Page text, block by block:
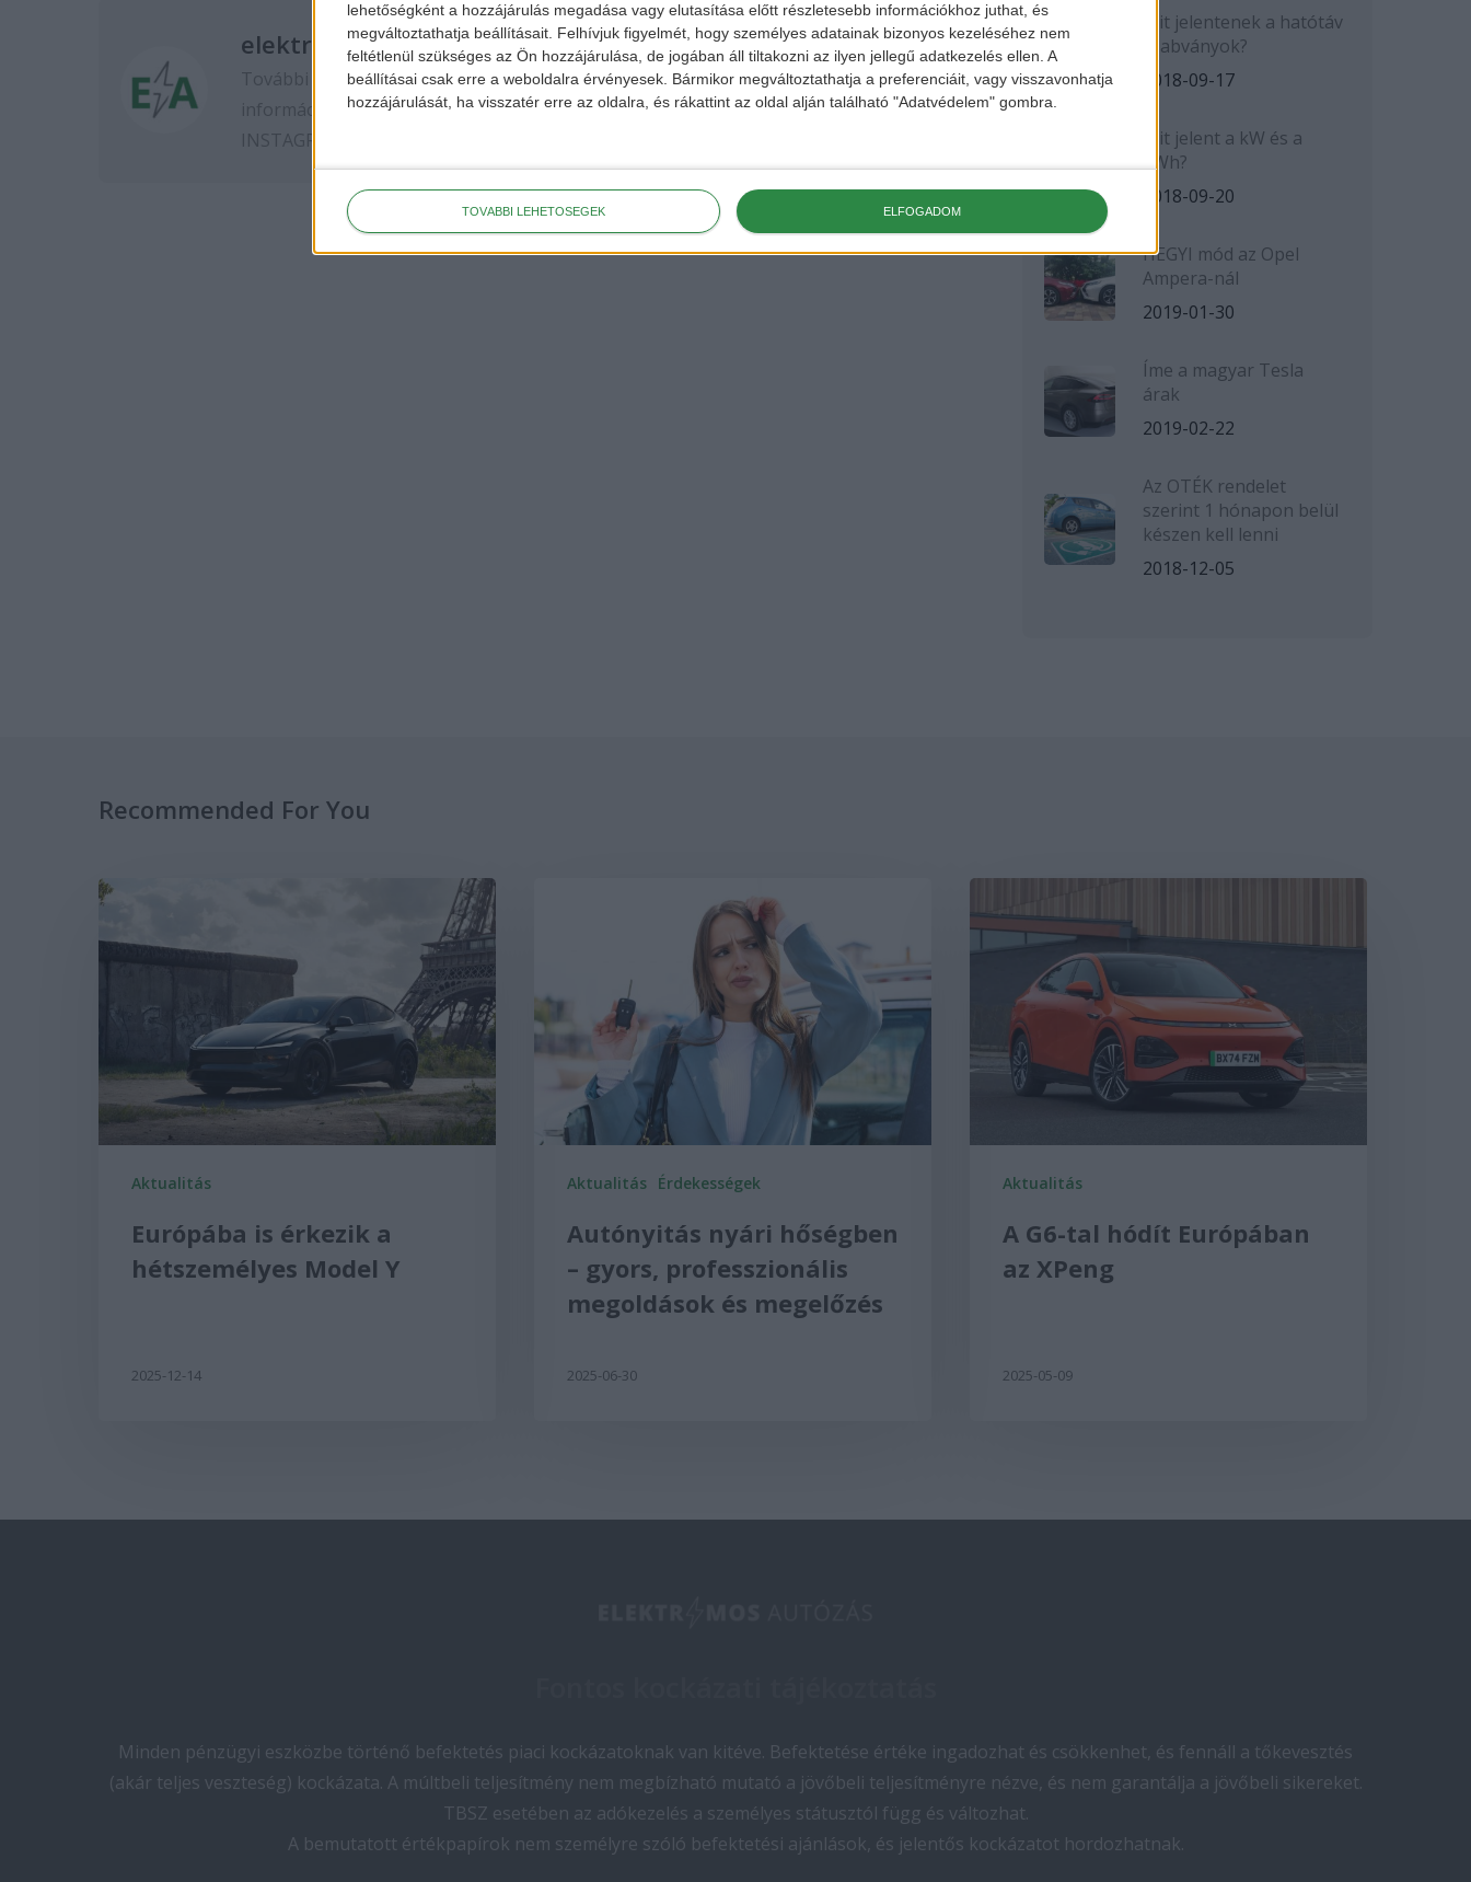
lehetőségként a hozzájárulás megadása vagy elutasítása előtt részletesebb információkhoz juthat, és
megváltoztathatja beállításait. Felhívjuk figyelmét, hogy személyes adatainak bizonyos kezeléséhez nem
feltétlenül szükséges az Ön hozzájárulása, de jogában áll tiltakozni az ilyen jellegű adatkezelés ellen. A
beállításai csak erre a weboldalra érvényesek. Bármikor megváltoztathatja a preferenciáit, vagy visszavonhatja
hozzájárulását, ha visszatér erre az oldalra, és rákattint az oldal alján található "Adatvédelem" gombra.
TOVÁBBI LEHETŐSÉGEK ELFOGADOM
elektromos-autozas.hu
További elektromos autós hírekért,
információkért kövess minket aFACEBOOKés
INSTAGRAM
Mit jelentenek a hatótáv
szabványok?
2018-09-17
Mit jelent a kW és a
kWh?
2018-09-20
HEGYI mód az Opel
Ampera-nál
2019-01-30
Íme a magyar Tesla
árak
2019-02-22
Az OTÉK rendelet
szerint 1 hónapon belül
készen kell lenni
2018-12-05
Recommended For You
Aktualitás
Európába is érkezik a
hétszemélyes Model Y
2025-12-14
Aktualitás Érdekességek
Autónyitás nyári hőségben
– gyors, professzionális
megoldások és megelőzés
2025-06-30
Aktualitás
A G6-tal hódít Európában
az XPeng
2025-05-09
Minden pénzügyi eszközbe történő befektetés piaci kockázatoknak van kitéve. Befektetése értéke ingadozhat és csökkenhet, és fennáll a tőkevesztés
(akár teljes veszteség) kockázata. A múltbeli teljesítmény nem megbízható mutató a jövőbeli teljesítményre nézve, és nem garantálja a jövőbeli sikereket.
TBSZ esetében az adókezelés a személyes státusztól függ és változhat.
A bemutatott értékpapírok nem személyre szóló befektetési ajánlások, és jelentős kockázatot hordozhatnak.